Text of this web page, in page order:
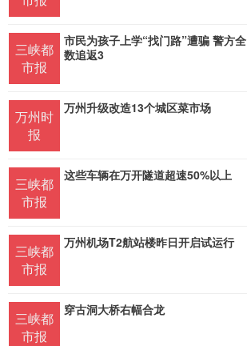
三峡都
市报
市民为孩子上学“找门路”遭骗 警方全
数追返3
万州时
报
万州升级改造13个城区菜市场
三峡都
市报
这些车辆在万开隧道超速50%以上
三峡都
市报
万州机场T2航站楼昨日开启试运行
三峡都
市报
穿古洞大桥右幅合龙